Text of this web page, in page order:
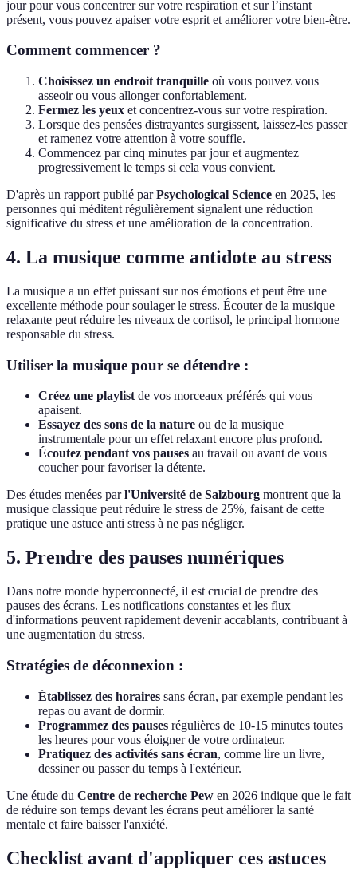
jour pour vous concentrer sur votre respiration et sur l’instant
présent, vous pouvez apaiser votre esprit et améliorer votre bien-être.
Comment commencer ?
Choisissez un endroit tranquille où vous pouvez vous
asseoir ou vous allonger confortablement.
Fermez les yeux et concentrez-vous sur votre respiration.
Lorsque des pensées distrayantes surgissent, laissez-les passer
et ramenez votre attention à votre souffle.
Commencez par cinq minutes par jour et augmentez
progressivement le temps si cela vous convient.
D'après un rapport publié parPsychological Science en 2025, les
personnes qui méditent régulièrement signalent une réduction
significative du stress et une amélioration de la concentration.
4. La musique comme antidote au stress
La musique a un effet puissant sur nos émotions et peut être une
excellente méthode pour soulager le stress. Écouter de la musique
relaxante peut réduire les niveaux de cortisol, le principal hormone
responsable du stress.
Utiliser la musique pour se détendre :
Créez une playlistde vos morceaux préférés qui vous
apaisent.
Essayez des sons de la nature ou de la musique
instrumentale pour un effet relaxant encore plus profond.
Écoutez pendant vos pauses au travail ou avant de vous
coucher pour favoriser la détente.
Des études menées parl'Université de Salzbourg montrent que la
musique classique peut réduire le stress de 25%, faisant de cette
pratique une astuce anti stress à ne pas négliger.
5. Prendre des pauses numériques
Dans notre monde hyperconnecté, il est crucial de prendre des
pauses des écrans. Les notifications constantes et les flux
d'informations peuvent rapidement devenir accablants, contribuant à
une augmentation du stress.
Stratégies de déconnexion :
Établissez des horaires sans écran, par exemple pendant les
repas ou avant de dormir.
Programmez des pauses régulières de 10-15 minutes toutes
les heures pour vous éloigner de votre ordinateur.
Pratiquez des activités sans écran, comme lire un livre,
dessiner ou passer du temps à l'extérieur.
Une étude du Centre de recherche Pew en 2026 indique que le fait
de réduire son temps devant les écrans peut améliorer la santé
mentale et faire baisser l'anxiété.
Checklist avant d'appliquer ces astuces